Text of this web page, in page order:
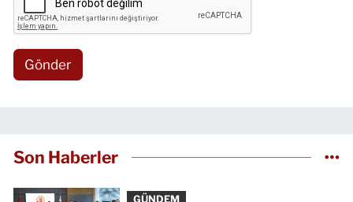
Gönder
Son Haberler
GÜNDEM